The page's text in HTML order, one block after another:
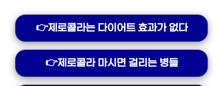
👉제로콜라는 다이어트 효과가 없다
👉제로콜라 마시면 걸리는 병들